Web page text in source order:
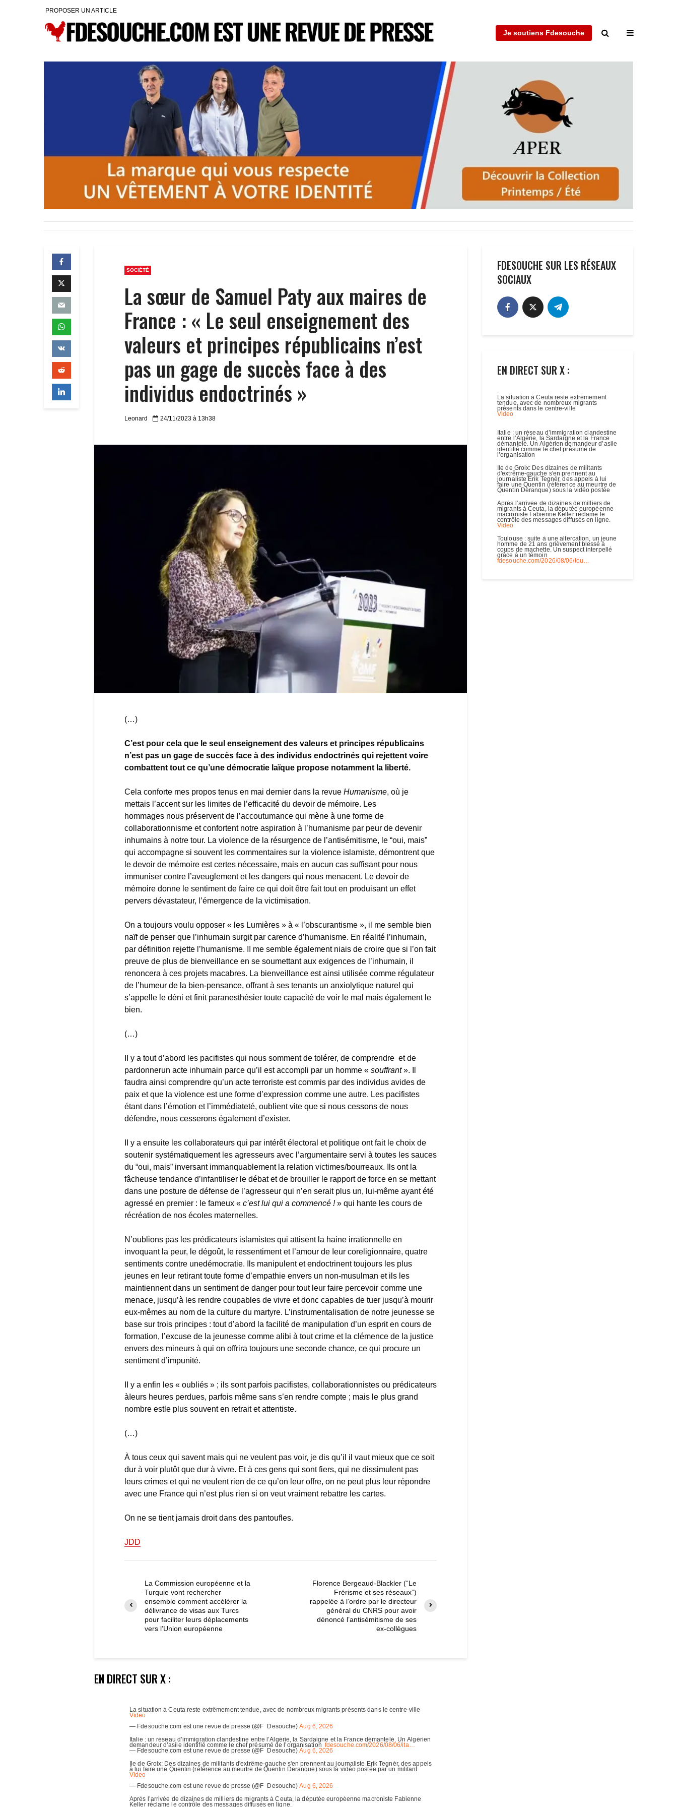
PROPOSER UN ARTICLE
Je soutiens Fdesouche
SOCIÉTÉ
La sœur de Samuel Paty aux maires de
France : « Le seul enseignement des
valeurs et principes républicains n’est
pas un gage de succès face à des
individus endoctrinés »
Leonard 24/11/2023 à 13h38
(…)
C’est pour cela que le seul enseignement des valeurs et principes républicains
n’est pas un gage de succès face à des individus endoctrinés qui rejettent voire
combattent tout ce qu’une démocratie laïque propose notamment la liberté.
Cela conforte mes propos tenus en mai dernier dans la revue Humanisme, où je
mettais l’accent sur les limites de l’efficacité du devoir de mémoire. Les
hommages nous préservent de l’accoutumance qui mène à une forme de
collaborationnisme et confortent notre aspiration à l’humanisme par peur de devenir
inhumains à notre tour. La violence de la résurgence de l’antisémitisme, le “oui, mais”
qui accompagne si souvent les commentaires sur la violence islamiste, démontrent que
le devoir de mémoire est certes nécessaire, mais en aucun cas suffisant pour nous
immuniser contre l’aveuglement et les dangers qui nous menacent. Le devoir de
mémoire donne le sentiment de faire ce qui doit être fait tout en produisant un effet
pervers dévastateur, l’émergence de la victimisation.
On a toujours voulu opposer « les Lumières » à « l’obscurantisme », il me semble bien
naïf de penser que l’inhumain surgit par carence d’humanisme. En réalité l’inhumain,
par définition rejette l’humanisme. II me semble également niais de croire que si l’on fait
preuve de plus de bienveillance en se soumettant aux exigences de l’inhumain, il
renoncera à ces projets macabres. La bienveillance est ainsi utilisée comme régulateur
de l’humeur de la bien-pensance, offrant à ses tenants un anxiolytique naturel qui
s’appelle le déni et finit paranesthésier toute capacité de voir le mal mais également le
bien.
(…)
II y a tout d’abord les pacifistes qui nous somment de tolérer, de comprendre et de
pardonnerun acte inhumain parce qu’il est accompli par un homme « souffrant». Il
faudra ainsi comprendre qu’un acte terroriste est commis par des individus avides de
paix et que la violence est une forme d’expression comme une autre. Les pacifistes
étant dans l’émotion et l’immédiateté, oublient vite que si nous cessons de nous
défendre, nous cesserons également d’exister.
II y a ensuite les collaborateurs qui par intérêt électoral et politique ont fait le choix de
soutenir systématiquement les agresseurs avec l’argumentaire servi à toutes les sauces
du “oui, mais” inversant immanquablement la relation victimes/bourreaux. Ils ont la
fâcheuse tendance d’infantiliser le débat et de brouiller le rapport de force en se mettant
dans une posture de défense de l’agresseur qui n’en serait plus un, lui-même ayant été
agressé en premier : le fameux « c’est lui qui a commencé !» qui hante les cours de
récréation de nos écoles maternelles.
N’oublions pas les prédicateurs islamistes qui attisent la haine irrationnelle en
invoquant la peur, le dégoût, le ressentiment et l’amour de Ieur coreligionnaire, quatre
sentiments contre unedémocratie. Ils manipulent et endoctrinent toujours les plus
jeunes en leur retirant toute forme d’empathie envers un non-musulman et ils les
maintiennent dans un sentiment de danger pour tout leur faire percevoir comme une
menace, jusqu’à les rendre coupables de vivre et donc capables de tuer jusqu’à mourir
eux-mêmes au nom de la culture du martyre. L’instrumentalisation de notre jeunesse se
base sur trois principes : tout d’abord la facilité de manipulation d’un esprit en cours de
formation, l’excuse de la jeunesse comme alibi à tout crime et la clémence de la justice
envers des mineurs à qui on offrira toujours une seconde chance, ce qui procure un
sentiment d’impunité.
II y a enfin les « oubliés » ; ils sont parfois pacifistes, collaborationnistes ou prédicateurs
àIeurs heures perdues, parfois même sans s’en rendre compte ; mais le plus grand
nombre estle plus souvent en retrait et attentiste.
(…)
À tous ceux qui savent mais qui ne veulent pas voir, je dis qu’il il vaut mieux que ce soit
dur à voir plutôt que dur à vivre. Et à ces gens qui sont fiers, qui ne dissimulent pas
leurs crimes et qui ne veulent rien de ce qu’on leur offre, on ne peut plus leur répondre
avec une France qui n’est plus rien si on veut vraiment rebattre les cartes.
On ne se tient jamais droit dans des pantoufles.
JDD
La Commission européenne et la
Turquie vont rechercher
ensemble comment accélérer la
délivrance de visas aux Turcs
pour faciliter leurs déplacements
vers l’Union européenne
Florence Bergeaud-Blackler (“Le
Frérisme et ses réseaux”)
rappelée à l’ordre par le directeur
général du CNRS pour avoir
dénoncé l’antisémitisme de ses
ex-collègues
EN DIRECT SUR X :
FDESOUCHE SUR LES RÉSEAUX
SOCIAUX
EN DIRECT SUR X :